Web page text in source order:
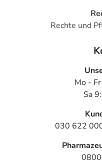
Rechte und
Mo -
Sa
030 622